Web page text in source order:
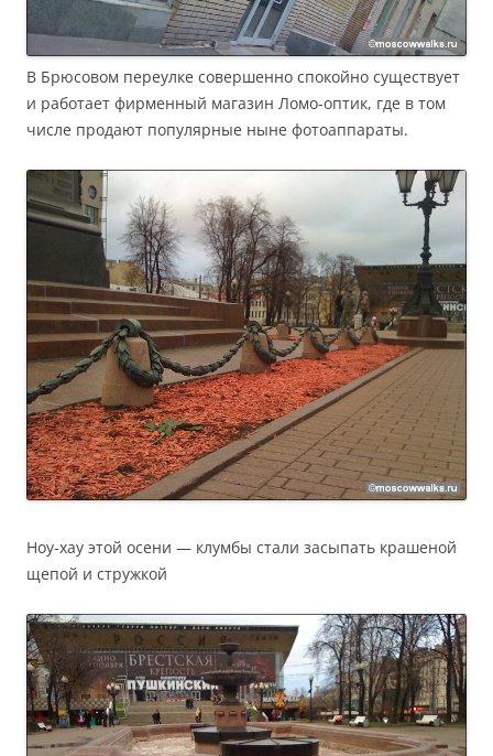
В Брюсовом переулке совершенно спокойно существует
и работает фирменный магазин Ломо-оптик, где в том
числе продают популярные ныне фотоаппараты.
Ноу-хау этой осени — клумбы стали засыпать крашеной
щепой и стружкой